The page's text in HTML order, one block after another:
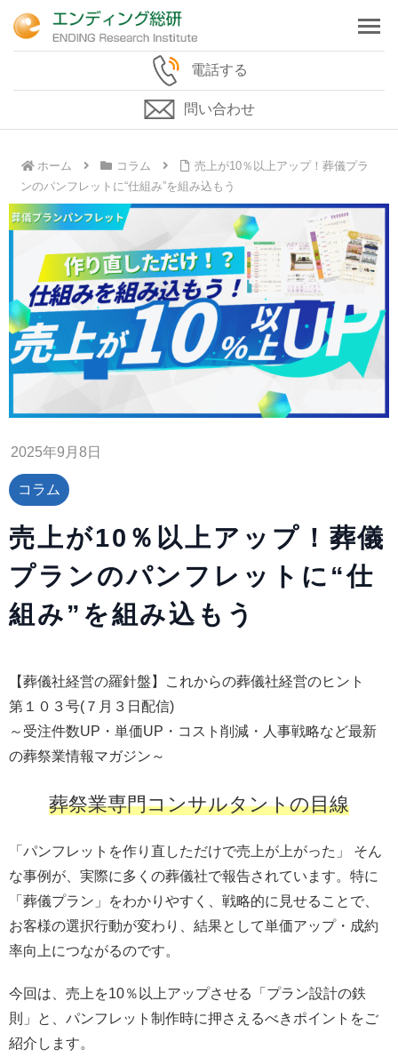
電話する
問い合わせ
ホーム コラム
売上が10％以上アップ！葬儀プラ
ンのパンフレットに“仕組み”を組み込もう
2025年9月8日
コラム
売上が10％以上アップ！葬儀
プランのパンフレットに“仕
組み”を組み込もう
【葬儀社経営の羅針盤】これからの葬儀社経営のヒント
第１０３号(７月３日配信)
～受注件数UP・単価UP・コスト削減・人事戦略など最新
の葬祭業情報マガジン～
葬祭業専門コンサルタントの目線
「パンフレットを作り直しただけで売上が上がった」 そん
な事例が、実際に多くの葬儀社で報告されています。特に
「葬儀プラン」をわかりやすく、戦略的に見せることで、
お客様の選択行動が変わり、結果として単価アップ・成約
率向上につながるのです。
今回は、売上を10％以上アップさせる「プラン設計の鉄
則」と、パンフレット制作時に押さえるべきポイントをご
紹介します。